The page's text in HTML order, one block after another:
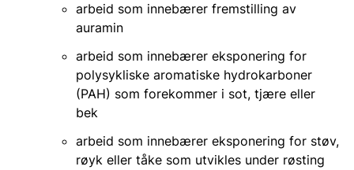
arbeid som innebærer fremstilling av
auramin
arbeid som innebærer eksponering for
polysykliske aromatiske hydrokarboner
(PAH) som forekommer i sot, tjære eller
bek
arbeid som innebærer eksponering for støv,
røyk eller tåke som utvikles under røsting